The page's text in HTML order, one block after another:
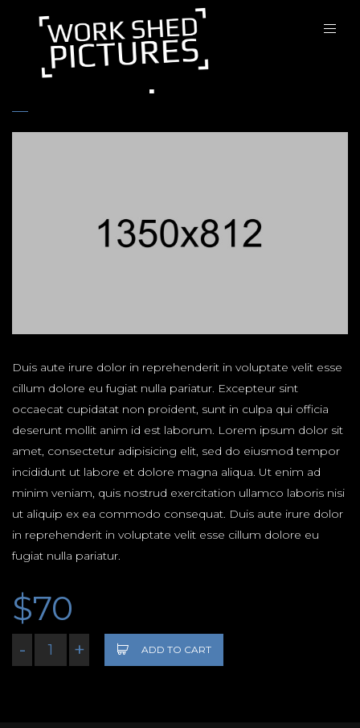
The Trooper
Duis aute irure dolor in reprehenderit in voluptate velit esse
cillum dolore eu fugiat nulla pariatur. Excepteur sint
occaecat cupidatat non proident, sunt in culpa qui officia
deserunt mollit anim id est laborum. Lorem ipsum dolor sit
amet, consectetur adipisicing elit, sed do eiusmod tempor
incididunt ut labore et dolore magna aliqua. Ut enim ad
minim veniam, quis nostrud exercitation ullamco laboris nisi
ut aliquip ex ea commodo consequat. Duis aute irure dolor
in reprehenderit in voluptate velit esse cillum dolore eu
fugiat nulla pariatur.
$70
- + ADD TO CART